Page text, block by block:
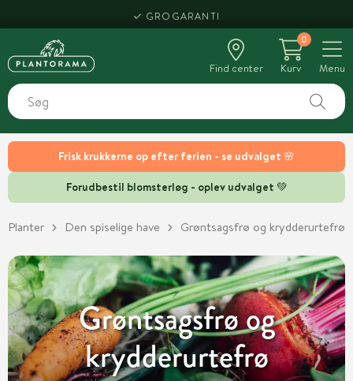
Frisk krukkerne op efter ferien - se udvalget 🌸
Forudbestil blomsterløg - oplev udvalget 💚
HENT SAMME DAG
Find center
0
Kurv
Menu
Planter Den spiselige have Grøntsagsfrø og krydderurtefrø
Grøntsagsfrø og
krydderurtefrø